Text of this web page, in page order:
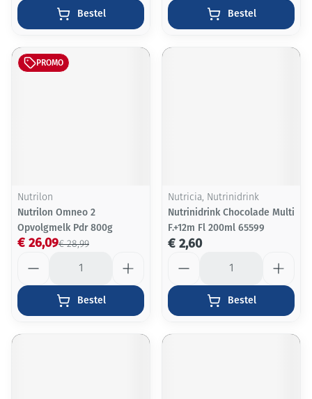
Bestel Bestel
PROMO
Nutrilon
Nutrilon Omneo 2
Opvolgmelk Pdr 800g
€ 28,99
€ 26,09
Bestel
Nutricia, Nutrinidrink
Nutrinidrink Chocolade Multi
F.+12m Fl 200ml 65599
€ 2,60
Bestel